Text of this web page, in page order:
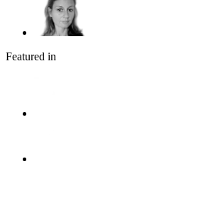
Featured in